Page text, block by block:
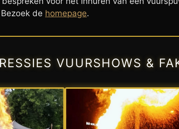
de homepage.
VUURSHOWS &